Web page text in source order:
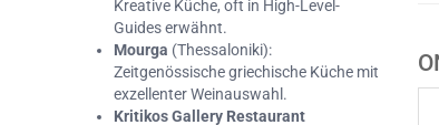
Kreative Küche, oft in High-Level-
Guides erwähnt.
Mourga (Thessaloniki):
Zeitgenössische griechische Küche mit
exzellenter Weinauswahl.
Kritikos Gallery Restaurant